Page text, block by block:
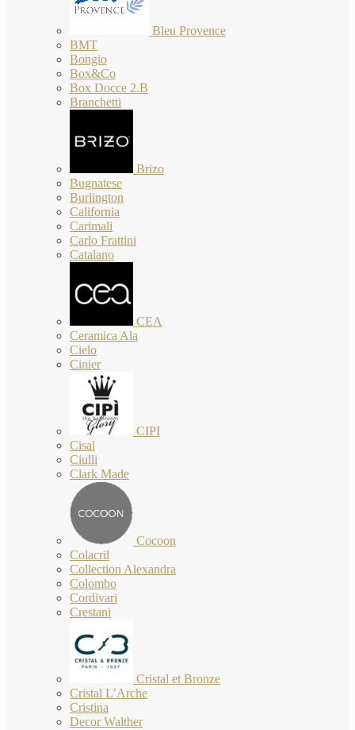
Bleu Provence
BMT
Bongio
Box&Co
Box Docce 2.B
Branchetti
Brizo
Bugnatese
Burlington
California
Carimali
Carlo Frattini
Catalano
CEA
Ceramica Ala
Cielo
Cinier
CIPI
Cisal
Ciulli
Clark Made
Cocoon
Colacril
Collection Alexandra
Colombo
Cordivari
Crestani
Cristal et Bronze
Cristal L’Arche
Cristina
Decor Walther